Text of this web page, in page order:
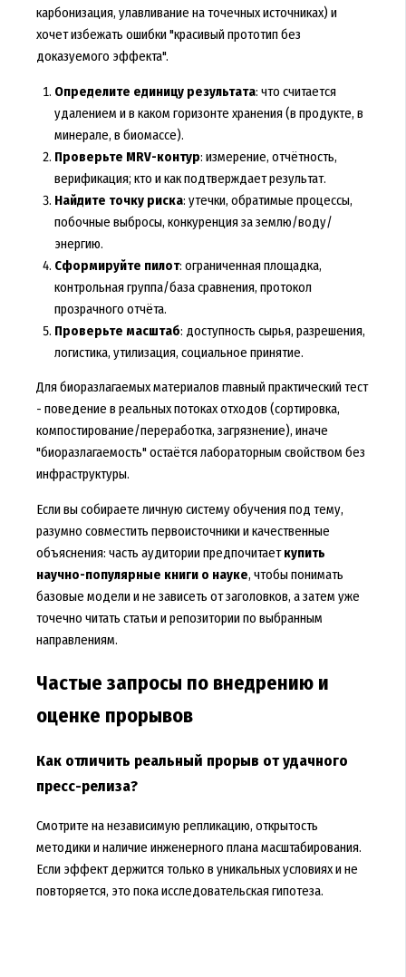
карбонизация, улавливание на точечных источниках) и
хочет избежать ошибки "красивый прототип без
доказуемого эффекта".
Определите единицу результата: что считается
удалением и в каком горизонте хранения (в продукте, в
минерале, в биомассе).
Проверьте MRV-контур: измерение, отчётность,
верификация; кто и как подтверждает результат.
Найдите точку риска: утечки, обратимые процессы,
побочные выбросы, конкуренция за землю/воду/
энергию.
Сформируйте пилот: ограниченная площадка,
контрольная группа/база сравнения, протокол
прозрачного отчёта.
Проверьте масштаб: доступность сырья, разрешения,
логистика, утилизация, социальное принятие.
Для биоразлагаемых материалов главный практический тест
- поведение в реальных потоках отходов (сортировка,
компостирование/переработка, загрязнение), иначе
"биоразлагаемость" остаётся лабораторным свойством без
инфраструктуры.
Если вы собираете личную систему обучения под тему,
разумно совместить первоисточники и качественные
объяснения: часть аудитории предпочитаеткупить
научно-популярные книги о науке, чтобы понимать
базовые модели и не зависеть от заголовков, а затем уже
точечно читать статьи и репозитории по выбранным
направлениям.
Частые запросы по внедрению и
оценке прорывов
Как отличить реальный прорыв от удачного
пресс-релиза?
Смотрите на независимую репликацию, открытость
методики и наличие инженерного плана масштабирования.
Если эффект держится только в уникальных условиях и не
повторяется, это пока исследовательская гипотеза.